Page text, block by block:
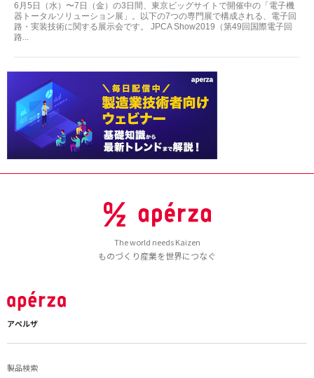
6月5日（水）〜7日（金）の3日間、東京ビッグサイトで開催中の「電子機
器トータルソリューション展」。以下の7つの専門展で構成される、電子回
路・実装技術に関する展示会です。 JPCA Show2019（第49回国際電子回
路...
The world needs Kaizen
ものづくり産業を世界につなぐ
アペルザ
製品検索